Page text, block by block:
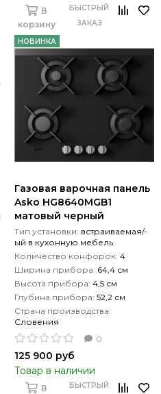
В
корзину
БЫСТРЫЙ
ЗАКАЗ
НОВИНКА
Газовая варочная панель
Asko HG8640MGB1
матовый черный
Тип установки: встраиваемая/-
ый в кухонную мебель
Количество конфорок: 4
Ширина прибора: 64,4 см
Высота прибора: 4,5 см
Глубина прибора: 52,2 см
Страна производства:
Словения
0
125 900 руб
Товар в наличии
В
БЫСТРЫЙ